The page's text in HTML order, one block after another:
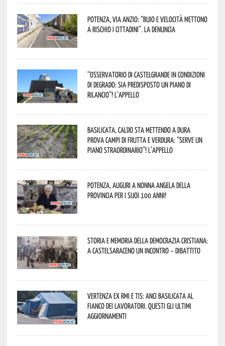
Potenza, Via Anzio: “Buio e velocità mettono
a rischio i cittadini”. La denuncia
“Osservatorio di Castelgrande in condizioni
di degrado: sia predisposto un piano di
rilancio”! L’appello
Basilicata, caldo sta mettendo a dura
prova campi di frutta e verdura: “Serve un
piano straordinario”! L’appello
Potenza, auguri a nonna Angela della
provincia per i suoi 100 anni!
Storia e memoria della Democrazia Cristiana:
a Castelsaraceno un incontro – dibattito
Vertenza ex RMI e TIS: ANCI Basilicata al
fianco dei lavoratori. Questi gli ultimi
aggiornamenti